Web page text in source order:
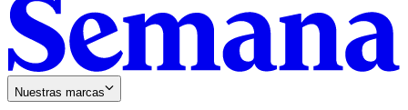
Nuestras marcas